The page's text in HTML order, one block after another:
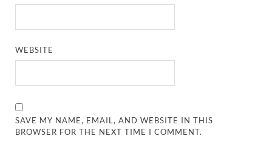
WEBSITE
SAVE MY NAME, EMAIL, AND WEBSITE IN THIS
BROWSER FOR THE NEXT TIME I COMMENT.